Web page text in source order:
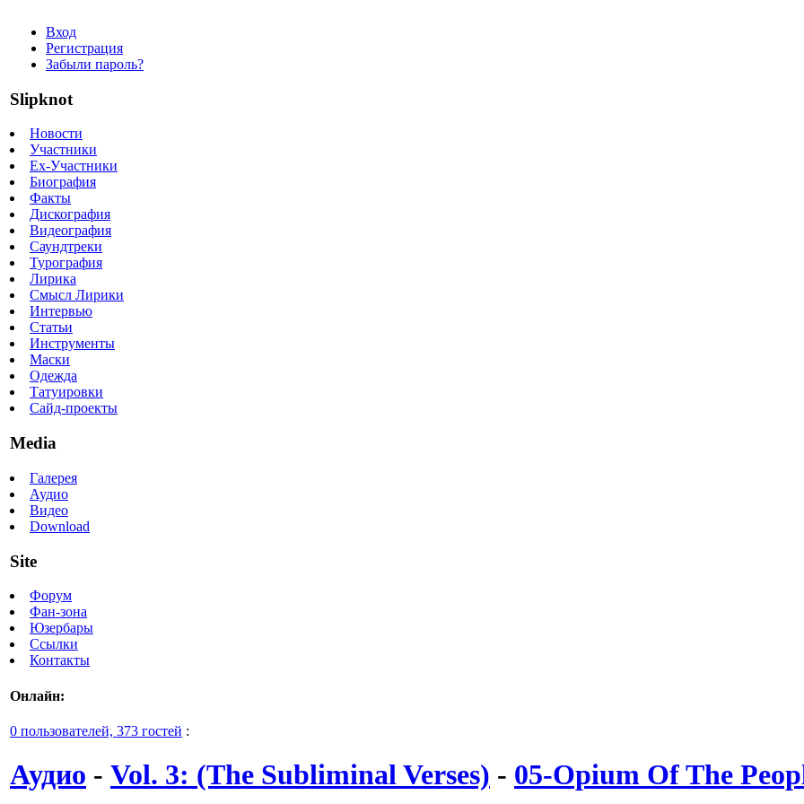
Вход
Регистрация
Забыли пароль?
Slipknot
Новости
Участники
Ex-Участники
Биография
Факты
Дискография
Видеография
Саундтреки
Турография
Лирика
Смысл Лирики
Интервью
Статьи
Инструменты
Маски
Одежда
Татуировки
Сайд-проекты
Media
Галерея
Аудио
Видео
Download
Site
Форум
Фан-зона
Юзербары
Ссылки
Контакты
Онлайн:
0 пользователей, 373 гостей :
Аудио - Vol. 3: (The Subliminal Verses) - 05-Opium Of The